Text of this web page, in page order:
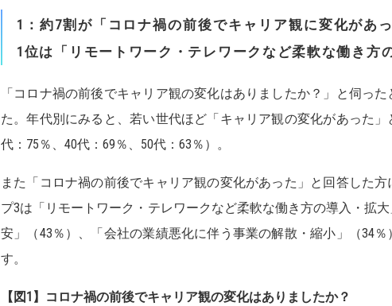
1 ：約7割が「コロナ禍の前後でキャリア観に変化があ
1 位は「 リモートワーク・テレワークなど柔軟な働き方
「コロナ禍の前後でキャリア観の変化はありましたか？」と伺っ
た。年代別にみると、若い世代ほど「キャリア観の変化があった
代：75％、40代：69％、50代：63％）。
また「コロナ禍の前後でキャリア観の変化があった」と回答した
プ3は「リモートワーク・テレワークなど柔軟な働き方の導入・拡
安」（43％）、「会社の業績悪化に伴う事業の解散・縮小」（34
す。
【図1】コロナ禍の前後でキャリア観の変化はありましたか？